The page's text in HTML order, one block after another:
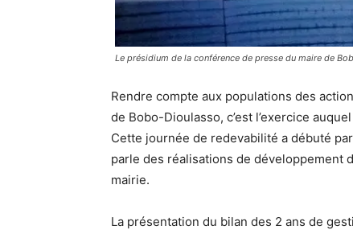
Le présidium de la conférence de presse du maire de
Rendre compte aux populations des
de Bobo-Dioulasso, c’est l’exercice
Cette journée de redevabilité a débuté
parle des réalisations de développement
mairie.
La présentation du bilan des 2 ans de